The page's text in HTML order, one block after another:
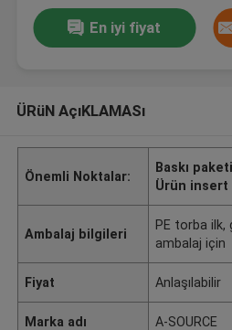
En iyi fiyat
ÜRüN AçıKLAMASı
Önemli Noktalar:
Baskı
Ürün insert
Ambalaj bilgileri
PE torba ilk,
ambalaj için
Fiyat Anlaşılabilir
Marka adı A-SOURCE